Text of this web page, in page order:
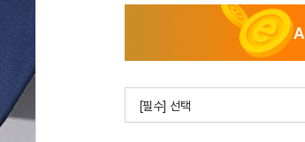
[필수] 선택